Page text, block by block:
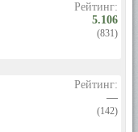
Рейтинг:
5.106
(831)
Рейтинг:
—
(142)